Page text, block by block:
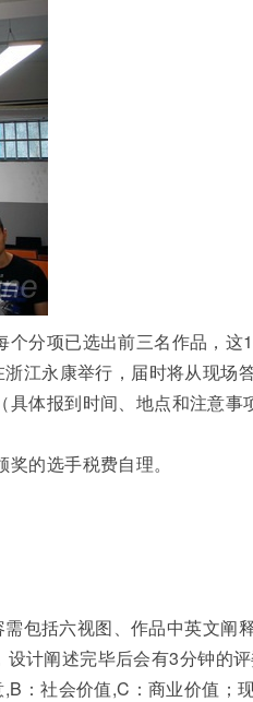
个分项已选出前三名作品，这
江永康举行，届时将从现场
具体报到时间、地点和注意事
的选手税费自理。
包括六视图、作品中英文阐
设计阐述完毕后会有3分钟的
：社会价值,C：商业价值；